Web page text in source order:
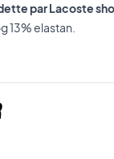
par Lacoste
13% elastan.